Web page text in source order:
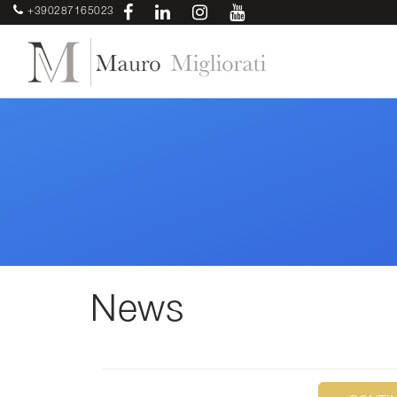
+390287165023
News